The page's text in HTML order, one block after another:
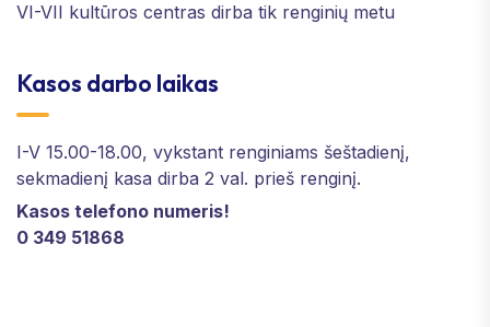
VI-VII kultūros centras dirba tik renginių metu
Kasos darbo laikas
I-V 15.00-18.00, vykstant renginiams šeštadienį,
sekmadienį kasa dirba 2 val. prieš renginį.
Kasos telefono numeris!
0 349 51868